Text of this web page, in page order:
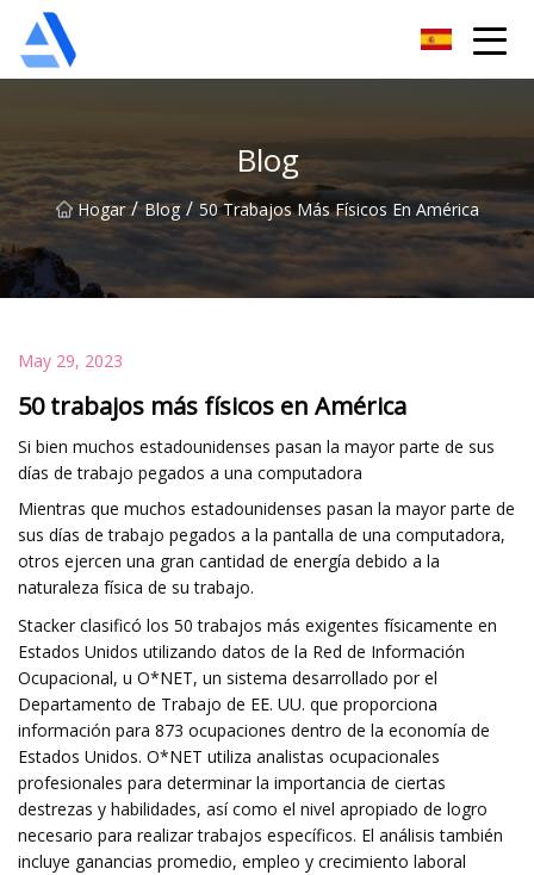
Blog
Hogar / Blog / 50 Trabajos Más Físicos En América
May 29, 2023
50 trabajos más físicos en América
Si bien muchos estadounidenses pasan la mayor parte de sus
días de trabajo pegados a una computadora
Mientras que muchos estadounidenses pasan la mayor parte de
sus días de trabajo pegados a la pantalla de una computadora,
otros ejercen una gran cantidad de energía debido a la
naturaleza física de su trabajo.
Stacker clasificó los 50 trabajos más exigentes físicamente en
Estados Unidos utilizando datos de la Red de Información
Ocupacional, u O*NET, un sistema desarrollado por el
Departamento de Trabajo de EE. UU. que proporciona
información para 873 ocupaciones dentro de la economía de
Estados Unidos. O*NET utiliza analistas ocupacionales
profesionales para determinar la importancia de ciertas
destrezas y habilidades, así como el nivel apropiado de logro
necesario para realizar trabajos específicos. El análisis también
incluye ganancias promedio, empleo y crecimiento laboral